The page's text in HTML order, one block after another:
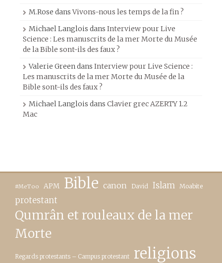
M.Rose dansVivons-nous les temps de la fin ?
Michael Langlois dans Interview pour Live
Science : Les manuscrits de la mer Morte du Musée
de la Bible sont-ils des faux ?
Valerie Greendans Interview pour Live Science :
Les manuscrits de la mer Morte du Musée de la
Bible sont-ils des faux ?
Michael Langlois dans Clavier grec AZERTY 1.2
Mac
#MeToo APM Bible canon David Islam Moabite
protestant
Qumrân et rouleaux de la mer
Morte
Regards protestants – Campus protestant religions